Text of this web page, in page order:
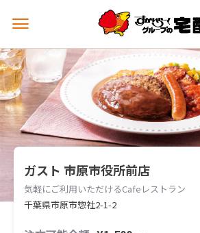
メ
ュ
ー
を
開
く
ガスト 市原市役所前店
気軽にご利用いただけるCafeレストラン
千葉県市原市惣社2-1-2